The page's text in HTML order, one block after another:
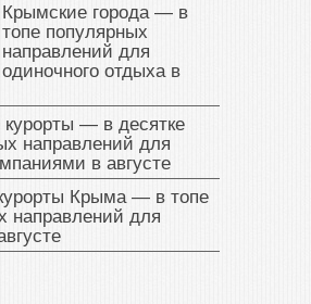
Крымские города — в
топе популярных
направлений для
одиночного отдыха в
— в десятке
направлений для
в августе
Крыма — в топе
направлений для